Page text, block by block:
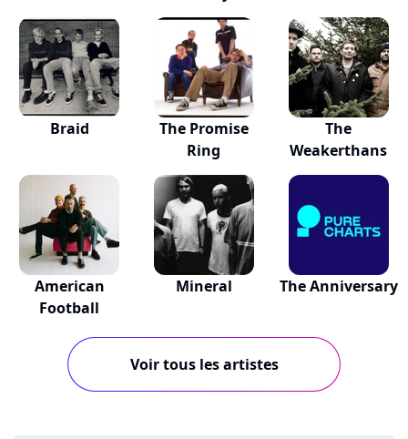
Braid
The Promise
Ring
The
Weakerthans
American
Football
Mineral The Anniversary
Voir tous les artistes